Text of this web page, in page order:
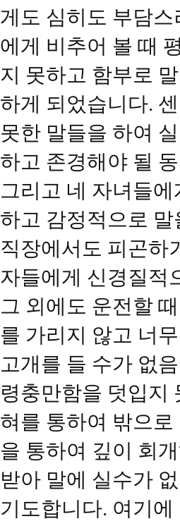
게도 심히도 부담
에게 비추어 볼 때
지 못하고 함부로
하게 되었습니다.
못한 말들을 하여
하고 존경해야 될
그리고 네 자녀들
하고 감정적으로
직장에서도 피곤하
자들에게 신경질적
그 외에도 운전할
를 가리지 않고 너
고개를 들 수가 없
령충만함을 덧입지
혀를 통하여 밖으
을 통하여 깊이 회
받아 말에 실수가
기도합니다. 여기